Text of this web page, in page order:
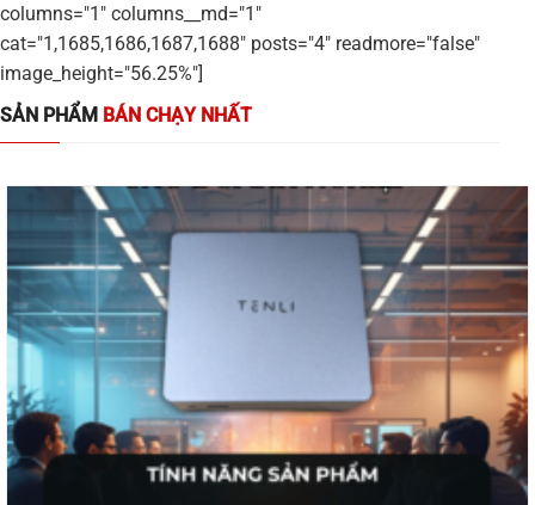
columns="1" columns__md="1"
cat="1,1685,1686,1687,1688" posts="4" readmore="false"
image_height="56.25%"]
SẢN PHẨM BÁN CHẠY NHẤT